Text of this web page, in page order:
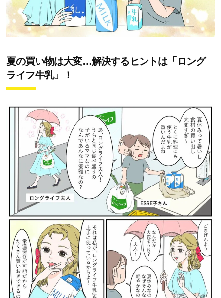
夏の買い物は大変…解決するヒントは「ロング
ライフ牛乳」！